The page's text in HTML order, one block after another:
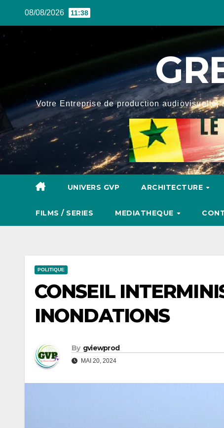
content
08/08/2026 11:38
Votre Entreprise de production
UNIVERS GVP ARCHITECTURE
FILMS / SERIES MEDIATHEQUE
POLITIQUE
CONSEIL
INONDATIONS
By gviewprod
MAI 20, 2024